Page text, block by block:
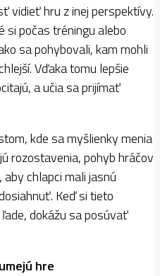
vidieť hru z inej perspektívy.
počas tréningu alebo
sa pohybovali, kam mohli
Vďaka tomu lepšie
a učia sa prijímať
kde sa myšlienky menia
rozostavenia, pohyb hráčov
chlapci mali jasnú
Keď si tieto
dokážu sa posúvať
hre